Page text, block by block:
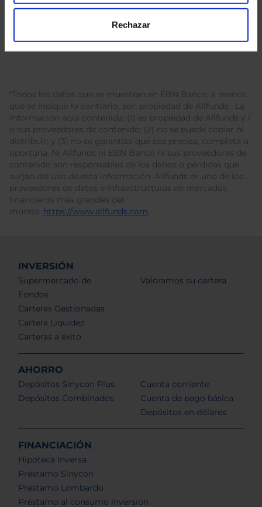
Rechazar
*Todos los datos que se muestran en EBN Banco, a menos
que se indique lo contrario, son propiedad de Allfunds . La
información aquí contenida: (1) es propiedad de Allfunds y /
o sus proveedores de contenido; (2) no se puede copiar ni
distribuir; y (3) no se garantiza que sea precisa, completa u
oportuna. Ni Allfunds ni EBN Banco ni sus proveedores de
contenido son responsables de los daños o pérdidas que
surjan del uso de esta información. Allfunds es uno de los
proveedores de datos e infraestructuras de mercados
financieros más grandes del
mundo. https://www.allfunds.com.
INVERSIÓN
Supermercado de
Fondos
Carteras Gestionadas
Cartera Liquidez
Carteras a éxito
Valoramos su cartera
AHORRO
Depósitos Sinycon Plus
Depósitos Combinados
Cuenta corriente
Cuenta de pago básica
Depósitos en dólares
FINANCIACIÓN
Hipoteca Inversa
Préstamo Sinycon
Préstamo Lombardo
Préstamo al consumo inversion